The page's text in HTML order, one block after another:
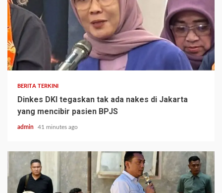
BERITA TERKINI
Dinkes DKI tegaskan tak ada nakes di Jakarta
yang mencibir pasien BPJS
admin 41 minutes ago